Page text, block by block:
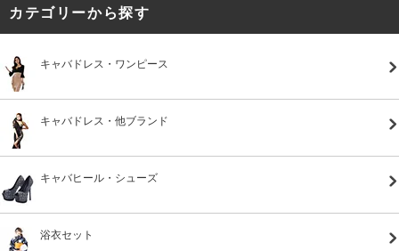
カテゴリーから探す
キャバドレス・ワンピース
キャバドレス・他ブランド
キャバヒール・シューズ
浴衣セット